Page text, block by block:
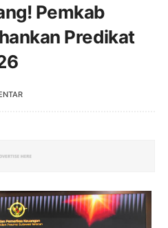
Pemkab
Predikat